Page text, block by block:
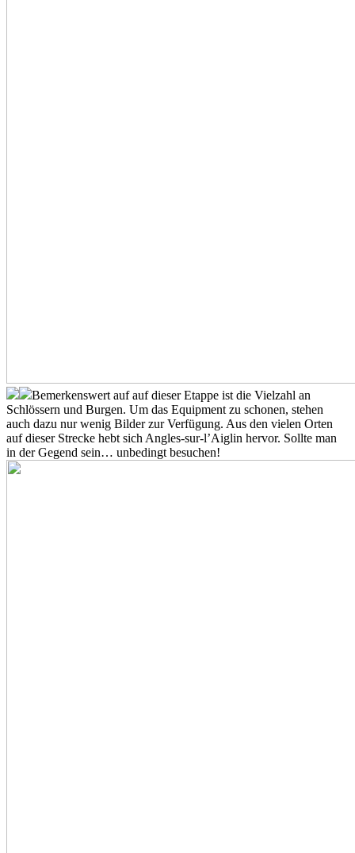
Bemerkenswert auf auf dieser Etappe ist die Vielzahl an
Schlössern und Burgen. Um das Equipment zu schonen, stehen
auch dazu nur wenig Bilder zur Verfügung. Aus den vielen Orten
auf dieser Strecke hebt sich Angles-sur-l’Aiglin hervor. Sollte man
in der Gegend sein… unbedingt besuchen!